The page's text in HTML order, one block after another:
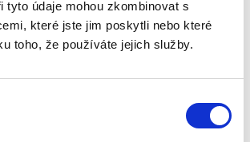
tyto údaje mohou zkombinovat s
které jste jim poskytli nebo které
toho, že používáte jejich služby.
kybernetické
bezpečnosti a její